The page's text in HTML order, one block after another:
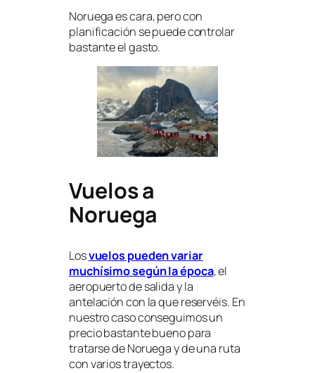
Noruega es cara, pero con
planificación se puede controlar
bastante el gasto.
Vuelos a
Noruega
Losvuelos pueden variar
muchísimo según la época, el
aeropuerto de salida y la
antelación con la que reservéis. En
nuestro caso conseguimos un
precio bastante bueno para
tratarse de Noruega y de una ruta
con varios trayectos.